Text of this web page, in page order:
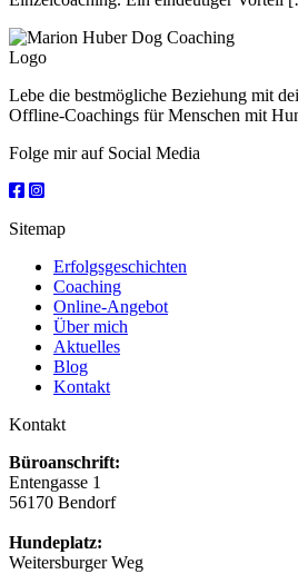
Lebe die bestmögliche Beziehung mit
Offline-Coachings für Menschen mit
Folge mir auf Social Media
Sitemap
Erfolgsgeschichten
Coaching
Online-Angebot
Über mich
Aktuelles
Blog
Kontakt
Kontakt
Büroanschrift:
Entengasse 1
56170 Bendorf
Hundeplatz:
Weitersburger Weg